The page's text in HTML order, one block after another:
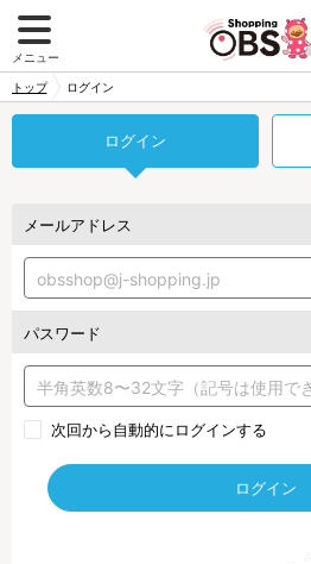
メニュー
トップ ログイン
ログイン
メールアドレス
パスワード
次回から自動的にログインする
ログイン